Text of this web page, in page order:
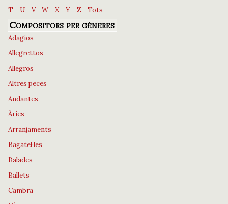
T
U V W X Y Z Tots
Compositors per gèneres
Adagios
Allegrettos
Allegros
Altres peces
Andantes
Àries
Arranjaments
Bagatel·les
Balades
Ballets
Cambra